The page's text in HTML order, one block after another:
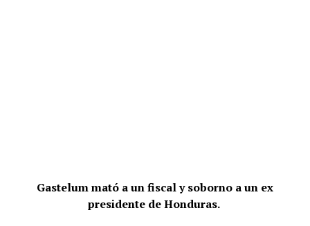
Gastelum mató a un fiscal y soborno a un ex
presidente de Honduras.